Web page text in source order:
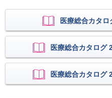
医療総合カタ
医療総合カタログ
医療総合カタログ